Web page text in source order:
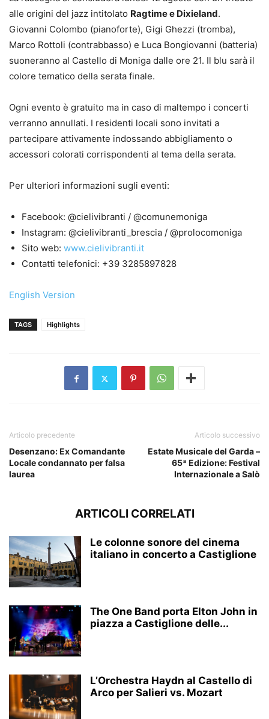
alle origini del jazz intitolato Ragtime e Dixieland.
Giovanni Colombo (pianoforte), Gigi Ghezzi (tromba),
Marco Rottoli (contrabbasso) e Luca Bongiovanni (batteria)
suoneranno al Castello di Moniga dalle ore 21. Il blu sarà il
colore tematico della serata finale.
Ogni evento è gratuito ma in caso di maltempo i concerti
verranno annullati. I residenti locali sono invitati a
partecipare attivamente indossando abbigliamento o
accessori colorati corrispondenti al tema della serata.
Per ulteriori informazioni sugli eventi:
Facebook: @cielivibranti / @comunemoniga
Instagram: @cielivibranti_brescia / @prolocomoniga
Sito web: www.cielivibranti.it
Contatti telefonici: +39 3285897828
English Version
TAGS Highlights
Articolo precedente
Desenzano: Ex Comandante
Locale condannato per falsa
laurea
Articolo successivo
Estate Musicale del Garda –
65ª Edizione: Festival
Internazionale a Salò
ARTICOLI CORRELATI
Le colonne sonore del cinema
italiano in concerto a Castiglione
The One Band porta Elton John in
piazza a Castiglione delle...
L’Orchestra Haydn al Castello di
Arco per Salieri vs. Mozart